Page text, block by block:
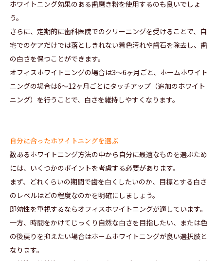
ホワイトニング効果のある歯磨き粉を使用するのも良いでしょ
う。
さらに、定期的に歯科医院でのクリーニングを受けることで、自
宅でのケアだけでは落としきれない着色汚れや歯石を除去し、歯
の白さを保つことができます。
オフィスホワイトニングの場合は3〜6ヶ月ごと、ホームホワイト
ニングの場合は6〜12ヶ月ごとにタッチアップ（追加のホワイト
ニング）を行うことで、白さを維持しやすくなります。
自分に合ったホワイトニングを選ぶ
数あるホワイトニング方法の中から自分に最適なものを選ぶため
には、いくつかのポイントを考慮する必要があります。
まず、どれくらいの期間で歯を白くしたいのか、目標とする白さ
のレベルはどの程度なのかを明確にしましょう。
即効性を重視するならオフィスホワイトニングが適しています。
一方、時間をかけてじっくり自然な白さを目指したい、または色
の後戻りを抑えたい場合はホームホワイトニングが良い選択肢と
なります。